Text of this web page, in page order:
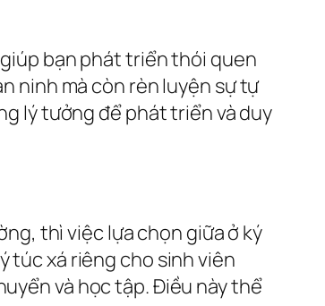
bạn phát triển thói quen
ninh mà còn rèn luyện sự tự
lý tưởng để phát triển và duy
thì việc lựa chọn giữa ở ký
túc xá riêng cho sinh viên
và học tập. Điều này thể